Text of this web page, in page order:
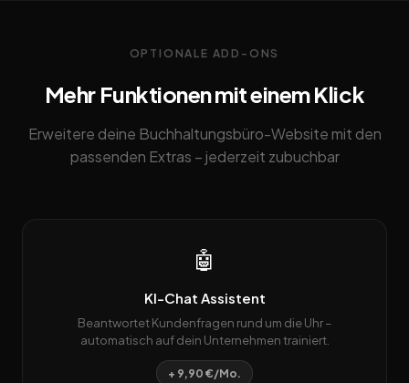
OPTIONALE ADD-ONS
Mehr Funktionen mit einem Klick
Erweitere deine Buchhaltungsbüro-Website mit den
passenden Extras – jederzeit zubuchbar
🤖
KI-Chat Assistent
Beantwortet Kundenfragen rund um die Uhr –
automatisch auf dein Unternehmen trainiert.
+ 9,90 €/Mo.